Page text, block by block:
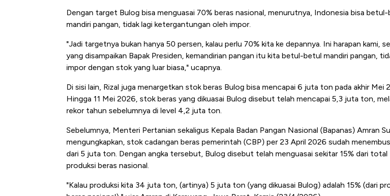
Dengan target Bulog bisa menguasai 70% beras nasional, menurutnya, Indonesia bisa
mandiri pangan, tidak lagi ketergantungan oleh impor.
"Jadi targetnya bukan hanya 50 persen, kalau perlu 70% kita ke depannya. Ini harapan kami,
yang disampaikan Bapak Presiden, kemandirian pangan itu kita betul-betul mandiri pangan,
impor dengan stok yang luar biasa," ucapnya.
Di sisi lain, Rizal juga menargetkan stok beras Bulog bisa mencapai 6 juta ton pada akhir Mei
Hingga 11 Mei 2026, stok beras yang dikuasai Bulog disebut telah mencapai 5,3 juta ton,
rekor tahun sebelumnya di level 4,2 juta ton.
Sebelumnya, Menteri Pertanian sekaligus Kepala Badan Pangan Nasional (Bapanas) Amran
mengungkapkan, stok cadangan beras pemerintah (CBP) per 23 April 2026 sudah
dari 5 juta ton. Dengan angka tersebut, Bulog disebut telah menguasai sekitar 15% dari total
produksi beras nasional.
"Kalau produksi kita 34 juta ton, (artinya) 5 juta ton (yang dikuasai Bulog) adalah 15% (dari
Alas Kaki Tumbuh Double Digit
RI